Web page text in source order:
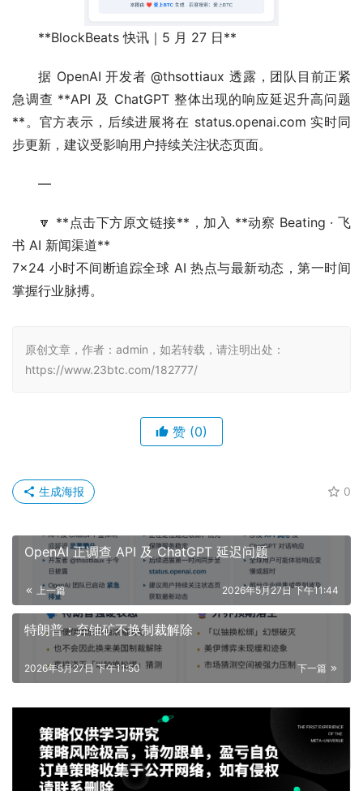
**BlockBeats 快讯｜5 月 27 日**
据 OpenAI 开发者 @thsottiaux 透露，团队目前正紧
急调查 **API 及 ChatGPT 整体出现的响应延迟升高问题
**。官方表示，后续进展将在 status.openai.com 实时同
步更新，建议受影响用户持续关注状态页面。
—
🔽 **点击下方原文链接**，加入 **动察 Beating · 飞
书 AI 新闻渠道**
7×24 小时不间断追踪全球 AI 热点与最新动态，第一时间
掌握行业脉搏。
原创文章，作者：admin，如若转载，请注明出处：
https://www.23btc.com/182777/
赞 (0)
0
生成海报
OpenAI 正调查 API 及 ChatGPT 延迟问题
上一篇 2026年5月27日 下午11:44
特朗普：弃铀矿不换制裁解除
下一篇
2026年5月27日 下午11:50